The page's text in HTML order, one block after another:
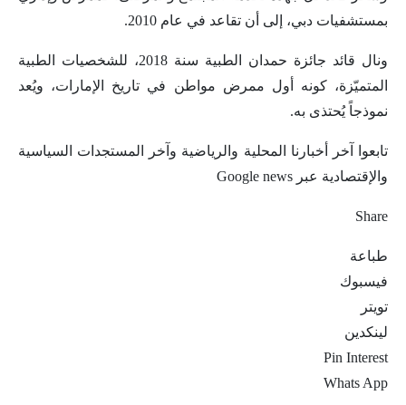
بمستشفيات دبي، إلى أن تقاعد في عام 2010.
ونال قائد جائزة حمدان الطبية سنة 2018، للشخصيات الطبية
المتميّزة، كونه أول ممرض مواطن في تاريخ الإمارات، ويُعد
نموذجاً يُحتذى به.
تابعوا آخر أخبارنا المحلية والرياضية وآخر المستجدات السياسية
والإقتصادية عبر Google news
Share
طباعة
فيسبوك
تويتر
لينكدين
Pin Interest
Whats App